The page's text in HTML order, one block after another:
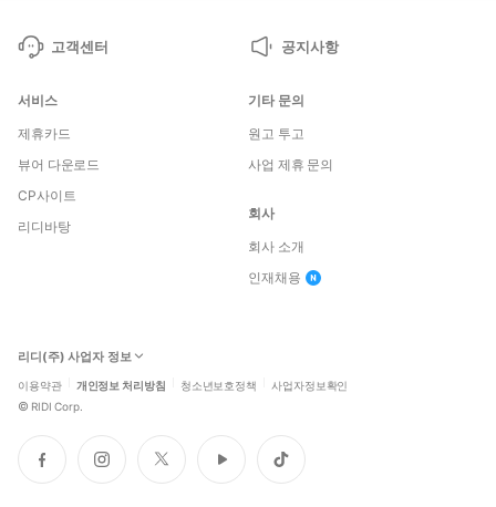
고객센터 공지사항
서비스
제휴카드
뷰어 다운로드
CP사이트
리디바탕
기타 문의
원고 투고
사업 제휴 문의
회사
회사 소개
인재채용
리디(주) 사업자 정보
이용약관 개인정보 처리방침 청소년보호정책 사업자정보확인
© RIDI Corp.
페
이
인
스
트
위
유
튜
틱
톡